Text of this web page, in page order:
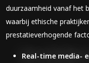
duurzaamheid vanaf het
waarbij ethische
prestatieverhogende
Real-time media-